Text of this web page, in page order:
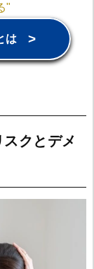
"
は >
クとデメ